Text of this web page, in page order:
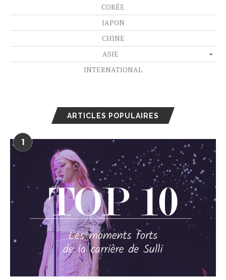
CORÉE
JAPON
CHINE
ASIE
INTERNATIONAL
ARTICLES POPULAIRES
1